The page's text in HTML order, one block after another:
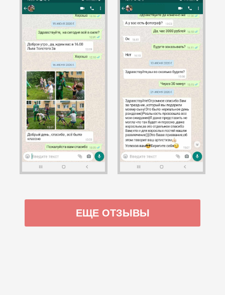
ЕЩЕ ОТЗЫВЫ